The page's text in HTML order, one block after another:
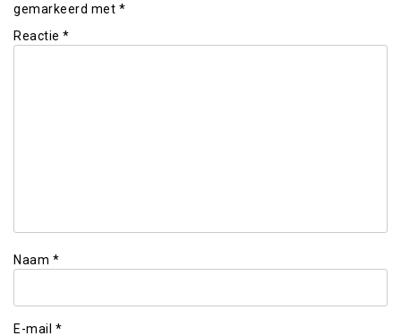
gemarkeerd met *
Reactie *
Naam *
E-mail *